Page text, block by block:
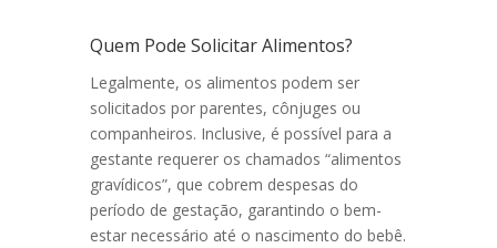
Quem Pode Solicitar Alimentos?
Legalmente, os alimentos podem ser
solicitados por parentes, cônjuges ou
companheiros. Inclusive, é possível para a
gestante requerer os chamados “alimentos
gravídicos”, que cobrem despesas do
período de gestação, garantindo o bem-
estar necessário até o nascimento do bebê.